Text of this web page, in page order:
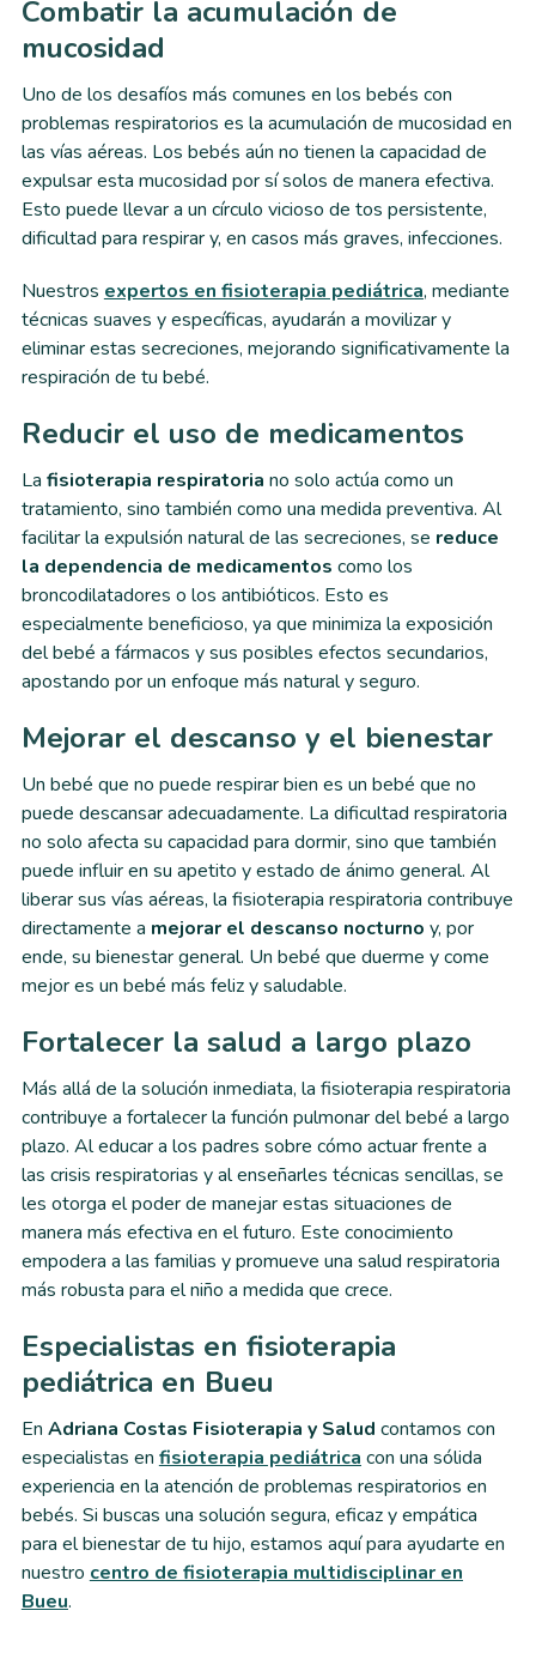
Combatir la acumulación de
mucosidad
Uno de los desafíos más comunes en los bebés con
problemas respiratorios es la acumulación de mucosidad en
las vías aéreas. Los bebés aún no tienen la capacidad de
expulsar esta mucosidad por sí solos de manera efectiva.
Esto puede llevar a un círculo vicioso de tos persistente,
dificultad para respirar y, en casos más graves, infecciones.
Nuestros expertos en fisioterapia pediátrica, mediante
técnicas suaves y específicas, ayudarán a movilizar y
eliminar estas secreciones, mejorando significativamente la
respiración de tu bebé.
Reducir el uso de medicamentos
La fisioterapia respiratoria no solo actúa como un
tratamiento, sino también como una medida preventiva. Al
facilitar la expulsión natural de las secreciones, se reduce
la dependencia de medicamentos como los
broncodilatadores o los antibióticos. Esto es
especialmente beneficioso, ya que minimiza la exposición
del bebé a fármacos y sus posibles efectos secundarios,
apostando por un enfoque más natural y seguro.
Mejorar el descanso y el bienestar
Un bebé que no puede respirar bien es un bebé que no
puede descansar adecuadamente. La dificultad respiratoria
no solo afecta su capacidad para dormir, sino que también
puede influir en su apetito y estado de ánimo general. Al
liberar sus vías aéreas, la fisioterapia respiratoria contribuye
directamente a mejorar el descanso nocturno y, por
ende, su bienestar general. Un bebé que duerme y come
mejor es un bebé más feliz y saludable.
Fortalecer la salud a largo plazo
Más allá de la solución inmediata, la fisioterapia respiratoria
contribuye a fortalecer la función pulmonar del bebé a largo
plazo. Al educar a los padres sobre cómo actuar frente a
las crisis respiratorias y al enseñarles técnicas sencillas, se
les otorga el poder de manejar estas situaciones de
manera más efectiva en el futuro. Este conocimiento
empodera a las familias y promueve una salud respiratoria
más robusta para el niño a medida que crece.
Especialistas en fisioterapia
pediátrica en Bueu
En Adriana Costas Fisioterapia y Salud contamos con
especialistas en fisioterapia pediátrica con una sólida
experiencia en la atención de problemas respiratorios en
bebés. Si buscas una solución segura, eficaz y empática
para el bienestar de tu hijo, estamos aquí para ayudarte en
nuestro centro de fisioterapia multidisciplinar en
Bueu.